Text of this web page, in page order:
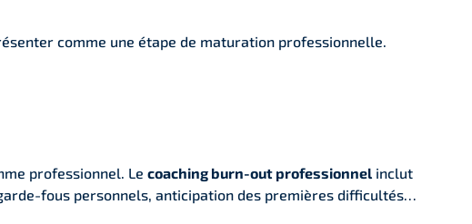
comme une étape de maturation professionnelle.
professionnel. Le coaching burn-out professionnel inclut
fous personnels, anticipation des premières difficultés…